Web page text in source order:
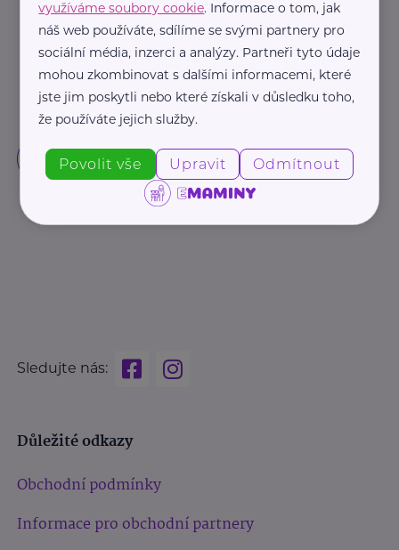
Sledujte nás:
Důležité odkazy
Obchodní podmínky
Informace pro obchodní partnery
využíváme soubory cookie. Informace o tom, jak
náš web používáte, sdílíme se svými partnery pro
sociální média, inzerci a analýzy. Partneři tyto údaje
mohou zkombinovat s dalšími informacemi, které
jste jim poskytli nebo které získali v důsledku toho,
že používáte jejich služby.
Povolit vše Upravit Odmítnout